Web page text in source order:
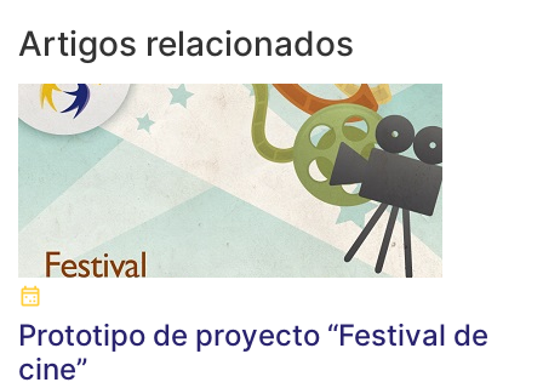
Artigos relacionados
Prototipo de proyecto “Festival de
cine”